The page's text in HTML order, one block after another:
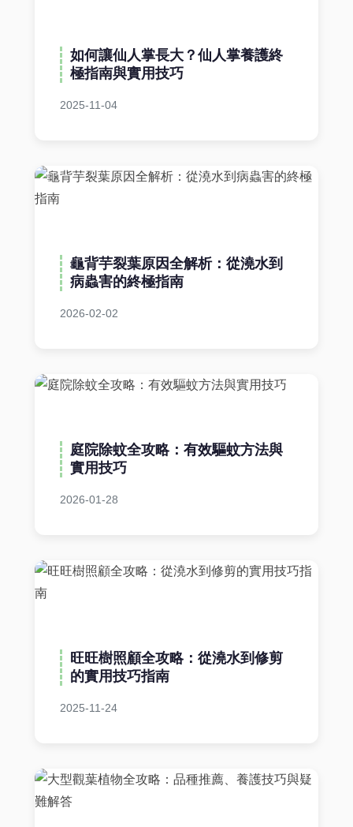
如何讓仙人掌長大？仙人掌養護終
極指南與實用技巧
2025-11-04
龜背芋裂葉原因全解析：從澆水到
病蟲害的終極指南
2026-02-02
庭院除蚊全攻略：有效驅蚊方法與
實用技巧
2026-01-28
旺旺樹照顧全攻略：從澆水到修剪
的實用技巧指南
2025-11-24